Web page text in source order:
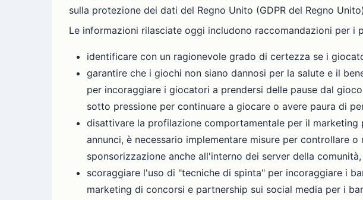
sulla protezione dei dati del Regno Unito (GDPR del Regno
Le informazioni rilasciate oggi includono raccomandazioni per
identificare con un ragionevole grado di certezza se i
garantire che i giochi non siano dannosi per la salute e il
per incoraggiare i giocatori a prendersi delle pause dal
sotto pressione per continuare a giocare o avere paura di
disattivare la profilazione comportamentale per il
annunci, è necessario implementare misure per
sponsorizzazione anche all'interno dei server della
scoraggiare l'uso di "tecniche di spinta" per incoraggiare i
marketing di concorsi e partnership sui social media per i